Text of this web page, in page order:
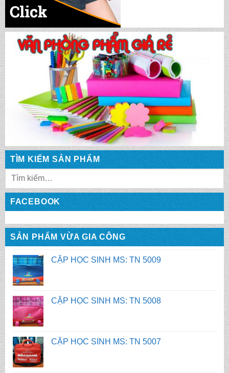
TÌM KIẾM SẢN PHẨM
FACEBOOK
SẢN PHẨM VỪA GIA CÔNG
CẶP HỌC SINH MS: TN 5014
CẶP HỌC SINH MS: TN 5013
CẶP HỌC SINH MS: TN 5012
CẶP HỌC SINH MS: TN 5011
CẶP HỌC SINH MS: TN 5010
CẶP HỌC SINH MS: TN 5009